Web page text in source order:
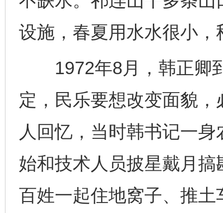
设施，春夏用水水很小
1972年8月，韩正卿
定，民乐要想改变面貌
人回忆，当时韩书记一
始和技术人员披星戴月
百姓一起住地窝子、推